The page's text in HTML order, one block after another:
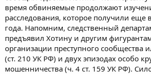
время обвиняемые продолжают
расследования, которое получили еще
года. Напомним, следственный
предъявил Хотину и другим
организации преступного сообщества
(ст. 210 УК РФ) и двух эпизодах особо
мошенничества (ч. 4 ст. 159 УК РФ).